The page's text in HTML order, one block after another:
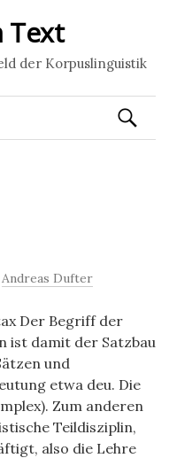
Text
der Korpuslinguistik
Suchen
nach:
Andreas Dufter
Der Begriff der
ist damit der Satzbau
und
etwa deu. Die
Zum anderen
Teildisziplin,
also die Lehre